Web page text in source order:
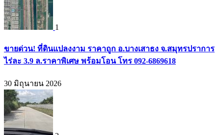
1
ขายด่วน! ที่ดินแปลงงาม ราคาถูก อ.บางเสาธง จ.สมุทรปราการ
ไร่ละ 3.9 ล.ราคาพิเศษ พร้อมโอน โทร 092-6869618
30 มิถุนายน 2026